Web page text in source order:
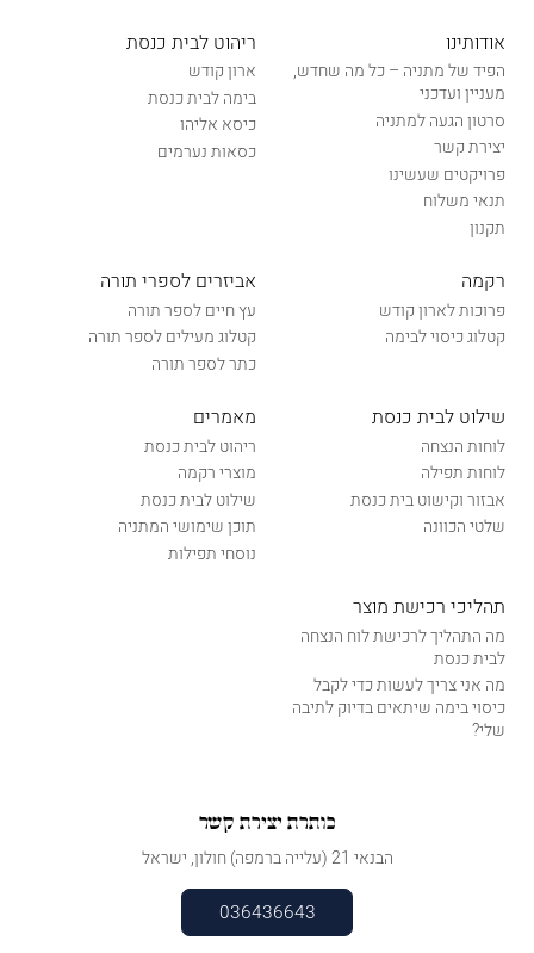
אודותינו
הפיד של מתניה – כל מה שחדש,
מעניין ועדכני
סרטון הגעה למתניה
יצירת קשר
פרויקטים שעשינו
תנאי משלוח
תקנון
ריהוט לבית כנסת
ארון קודש
בימה לבית כנסת
כיסא אליהו
כסאות נערמים
רקמה
פרוכות לארון קודש
קטלוג כיסוי לבימה
אביזרים לספרי תורה
עץ חיים לספר תורה
קטלוג מעילים לספר תורה
כתר לספר תורה
שילוט לבית כנסת
לוחות הנצחה
לוחות תפילה
אבזור וקישוט בית כנסת
שלטי הכוונה
מאמרים
ריהוט לבית כנסת
מוצרי רקמה
שילוט לבית כנסת
תוכן שימושי המתניה
נוסחי תפילות
תהליכי רכישת מוצר
מה התהליך לרכישת לוח הנצחה
לבית כנסת
מה אני צריך לעשות כדי לקבל
כיסוי בימה שיתאים בדיוק לתיבה
שלי?
כותרת יצירת קשר
הבנאי 21 (עלייה ברמפה) חולון, ישראל
036436643